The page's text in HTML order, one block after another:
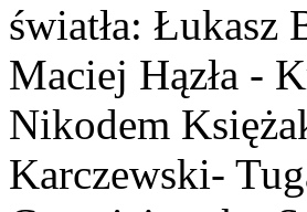
światła: Łukasz
Maciej Hązła -
Nikodem
Karczewski-